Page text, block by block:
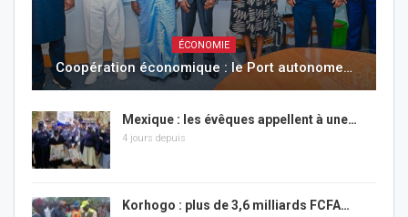
ÉCONOMIE
Coopération économique : le Port autonome…
Mexique : les évêques appellent à une…
4 jours depuis
Korhogo : plus de 3,6 milliards FCFA…